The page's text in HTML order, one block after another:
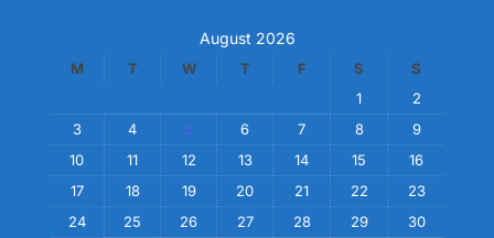
August 2026
M T W T F S
S
1
2
3
4 5 6 7 8
9
10
11 12 13 14 15
16
17
18 19 20 21 22
23
24
25 26 27 28 29
30